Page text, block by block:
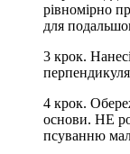
рiвномiрно
для
3 крок.
4 крок.
основи. НЕ
псуванню